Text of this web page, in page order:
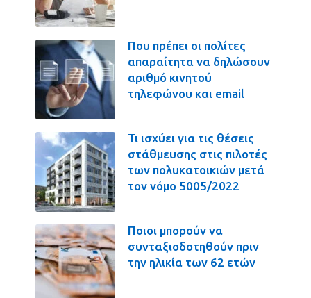
Που πρέπει οι πολίτες
απαραίτητα να δηλώσουν
αριθμό κινητού
τηλεφώνου και email
Τι ισχύει για τις θέσεις
στάθμευσης στις πιλοτές
των πολυκατοικιών μετά
τον νόμο 5005/2022
Ποιοι μπορούν να
συνταξιοδοτηθούν πριν
την ηλικία των 62 ετών